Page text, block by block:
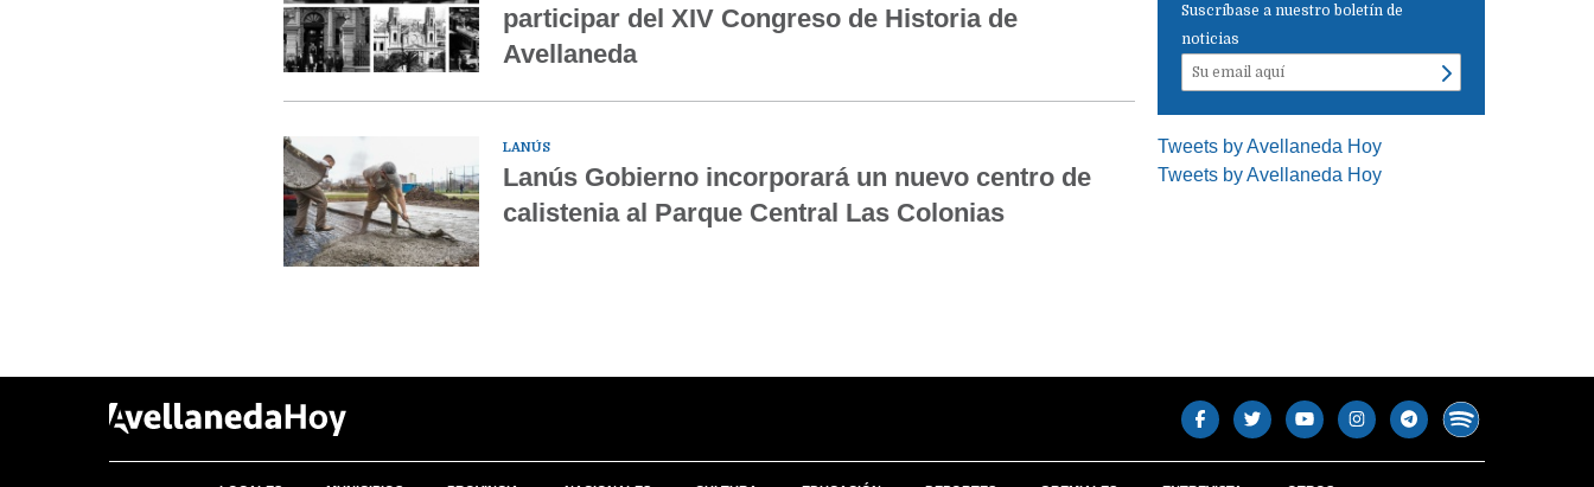
participar del XIV Congreso de Historia de
Avellaneda
LANÚS
Lanús Gobierno incorporará un nuevo centro de
calistenia al Parque Central Las Colonias
Suscríbase a nuestro boletín de
noticias
Tweets by Avellaneda Hoy
Tweets by Avellaneda Hoy